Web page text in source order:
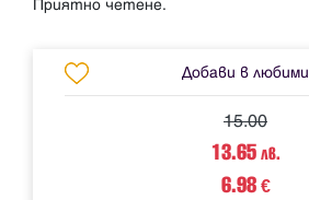
Добави в любими
15.00
13.65лв.
6.98€